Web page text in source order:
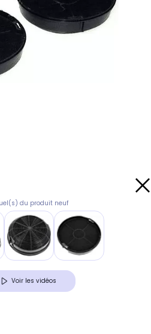
du produit neuf
Voir les vidéos